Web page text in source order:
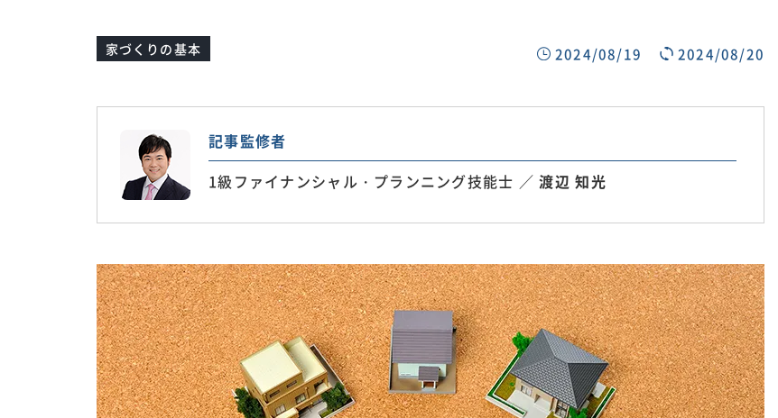
家づくりの基本 2024/08/19 2024/08/20
記事監修者
1級ファイナンシャル・プランニング技能士 ／渡辺 知光